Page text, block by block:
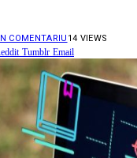
COMENTARIU 14 VIEWS
Tumblr Email